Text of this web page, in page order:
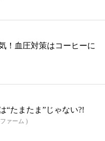
！血圧対策はコーヒーに
“たまたま”じゃない?!
ァーム )